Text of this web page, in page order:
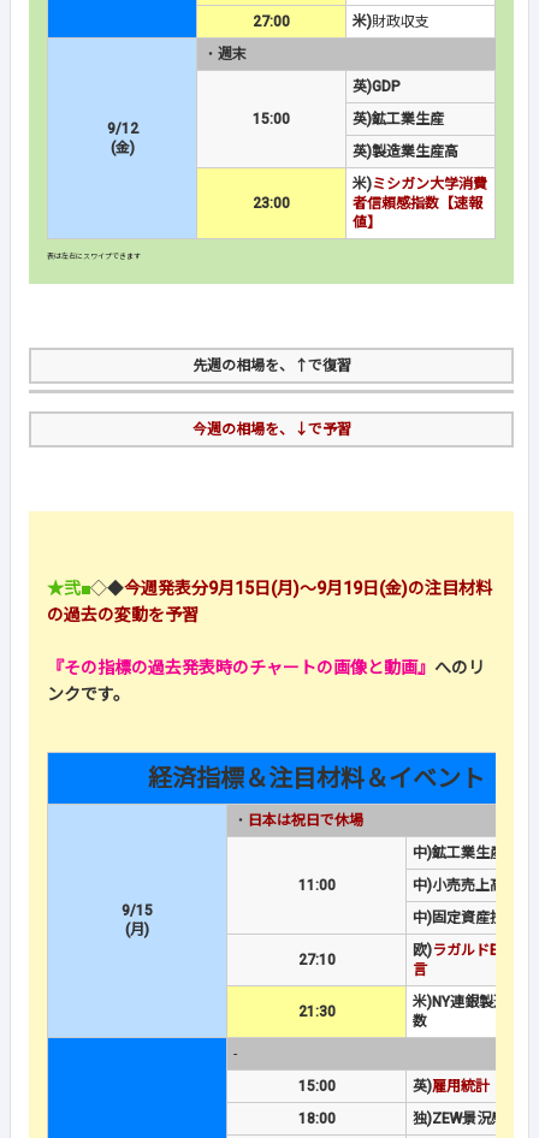
27:00
米)財政収支
9/12
(金)
・ 週末
15:00
英)GDP
英)鉱工業生産
英)製造業生産高
23:00
米)ミシガン大学消費
者信頼感指数【速報
値】
先週の相場を、↑で復習
今週の相場を、↓で予習
★弐■◇◆今週発表分9月15日(月)～9月19日(金)の注目材料
の過去の変動を予習
『その指標の過去発表時のチャートの画像と動画』 へのリ
ンクです。
経済指標＆注目材料＆イベント
9/15
(月)
・ 日本は祝日で休場
11:00
中)鉱工業生産
中)小売売上高
中)固定資産投資
27:10
欧)ラガルドECB総
言
21:30
米)NY連銀製造業
数
-
15:00
英)雇用統計
18:00
独)ZEW景況感調査